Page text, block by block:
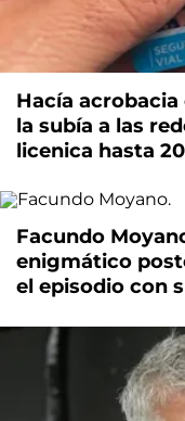
Hacía
la subía a las
licenica hasta
Facundo
enigmático
el episodio con